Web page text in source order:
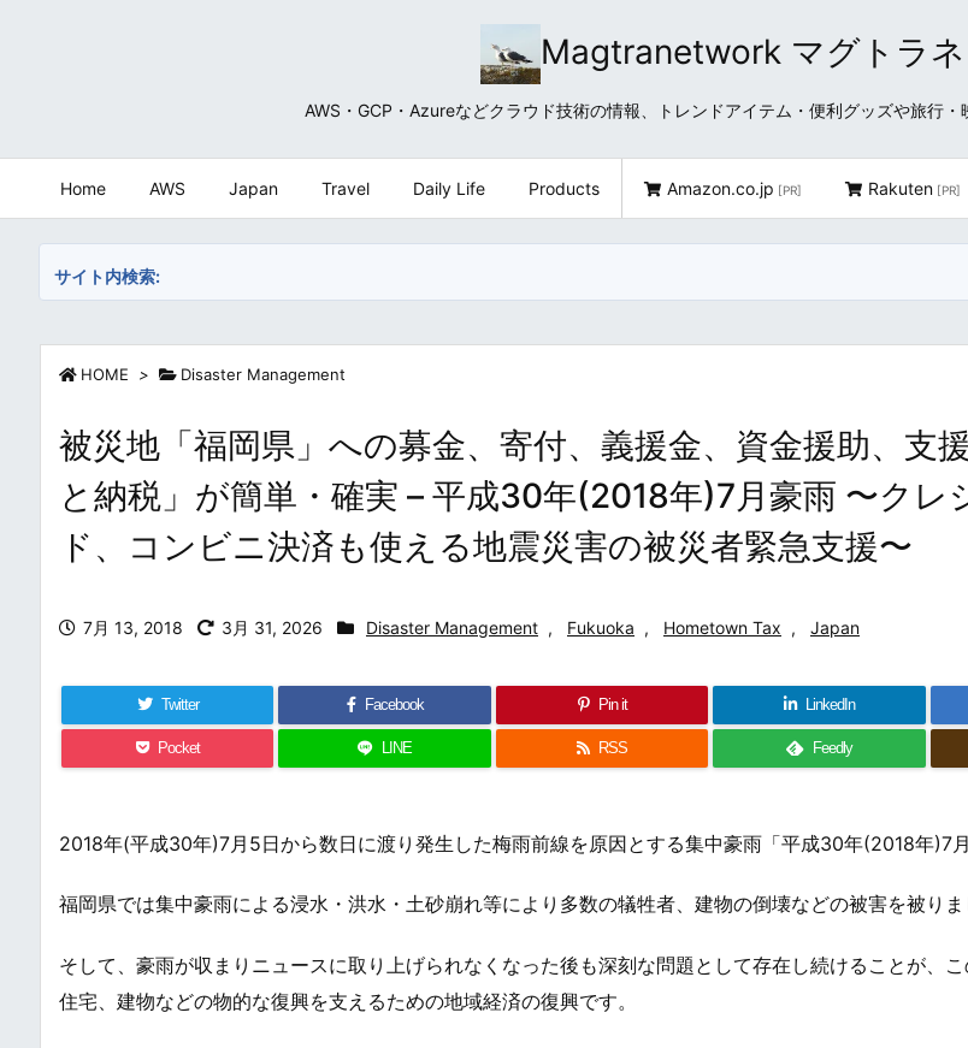
Magtranetwork マグトラ
AWS・GCP・Azureなどクラウド技術の情報、トレンドアイテム・便利グッズや旅行・
Home AWS Japan Travel Daily Life Products Amazon.co.jp [PR] Rakuten [PR]
サイト内検索:
HOME > Disaster Management
被災地「福岡県」への募金、寄付、義援金、資金援助、支
と納税」が簡単・確実 – 平成30年(2018年)7月豪雨 〜クレ
ド、コンビニ決済も使える地震災害の被災者緊急支援〜
7月 13, 2018 3月 31, 2026 Disaster Management , Fukuoka , Hometown Tax , Japan
Twitter Facebook Pin it LinkedIn
Pocket LINE RSS Feedly
2018年(平成30年)7月5日から数日に渡り発生した梅雨前線を原因とする集中豪雨「平成30年(2018年)7月
福岡県では集中豪雨による浸水・洪水・土砂崩れ等により多数の犠牲者、建物の倒壊などの被害を被りま
そして、豪雨が収まりニュースに取り上げられなくなった後も深刻な問題として存在し続けることが、
住宅、建物などの物的な復興を支えるための地域経済の復興です。